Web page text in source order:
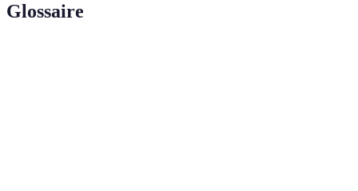
Glossaire